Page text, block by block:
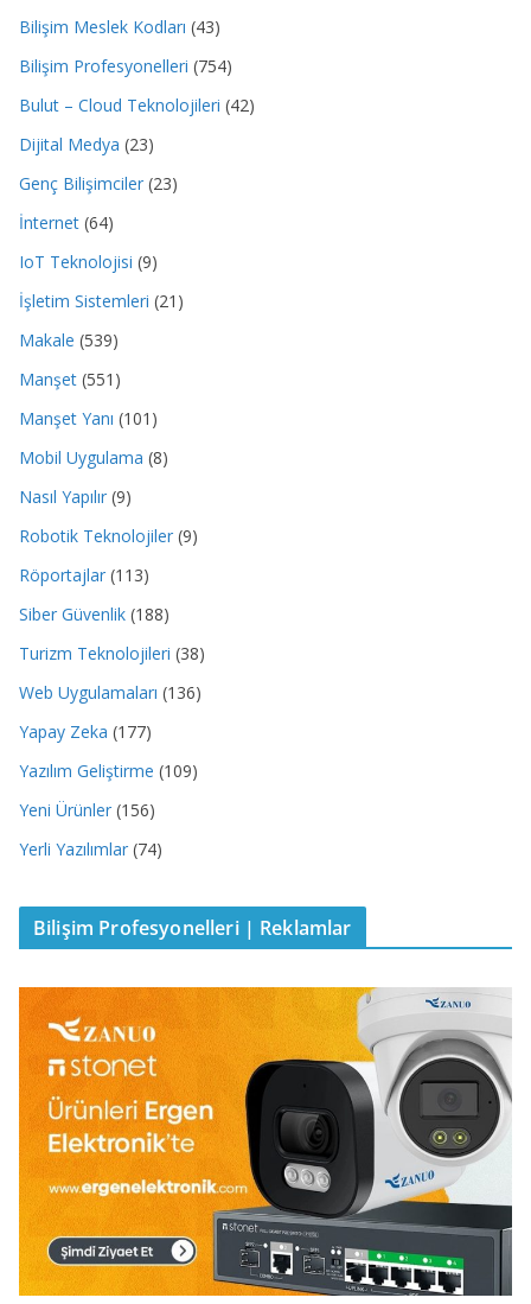
Bilişim Meslek Kodları (43)
Bilişim Profesyonelleri (754)
Bulut – Cloud Teknolojileri (42)
Dijital Medya (23)
Genç Bilişimciler (23)
İnternet (64)
IoT Teknolojisi (9)
İşletim Sistemleri (21)
Makale (539)
Manşet (551)
Manşet Yanı (101)
Mobil Uygulama (8)
Nasıl Yapılır (9)
Robotik Teknolojiler (9)
Röportajlar (113)
Siber Güvenlik (188)
Turizm Teknolojileri (38)
Web Uygulamaları (136)
Yapay Zeka (177)
Yazılım Geliştirme (109)
Yeni Ürünler (156)
Yerli Yazılımlar (74)
Bilişim Profesyonelleri | Reklamlar